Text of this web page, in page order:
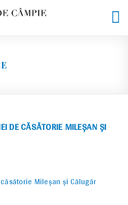
DE CĂSĂTORIE MILEȘAN ȘI
Mileșan și Călugăr